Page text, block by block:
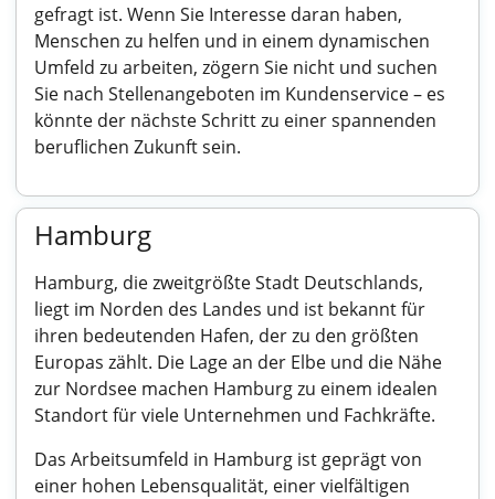
gefragt ist. Wenn Sie Interesse daran haben,
Menschen zu helfen und in einem dynamischen
Umfeld zu arbeiten, zögern Sie nicht und suchen
Sie nach Stellenangeboten im Kundenservice – es
könnte der nächste Schritt zu einer spannenden
beruflichen Zukunft sein.
Hamburg
Hamburg, die zweitgrößte Stadt Deutschlands,
liegt im Norden des Landes und ist bekannt für
ihren bedeutenden Hafen, der zu den größten
Europas zählt. Die Lage an der Elbe und die Nähe
zur Nordsee machen Hamburg zu einem idealen
Standort für viele Unternehmen und Fachkräfte.
Das Arbeitsumfeld in Hamburg ist geprägt von
einer hohen Lebensqualität, einer vielfältigen